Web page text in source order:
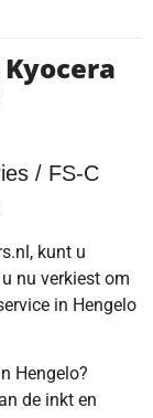
/ FS-C
kunt u
nu verkiest om
in Hengelo
Hengelo?
de inkt en